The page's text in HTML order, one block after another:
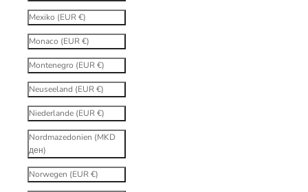
Mexiko (EUR €)
Monaco (EUR €)
Montenegro (EUR €)
Neuseeland (EUR €)
Niederlande (EUR €)
Nordmazedonien (MKD
ден)
Norwegen (EUR €)